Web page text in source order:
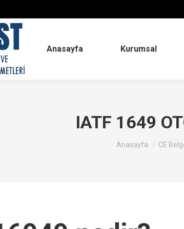
Anasayfa Kurumsal
IATF 1649
You are here:
Anasayfa CE